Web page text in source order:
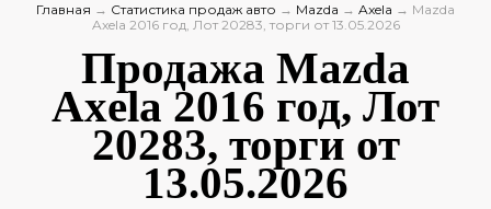
Главная → Статистика продаж авто → Mazda → Axela → Mazda
Axela 2016 год, Лот 20283, торги от 13.05.2026
Продажа Mazda
Axela 2016 год, Лот
20283, торги от
13.05.2026